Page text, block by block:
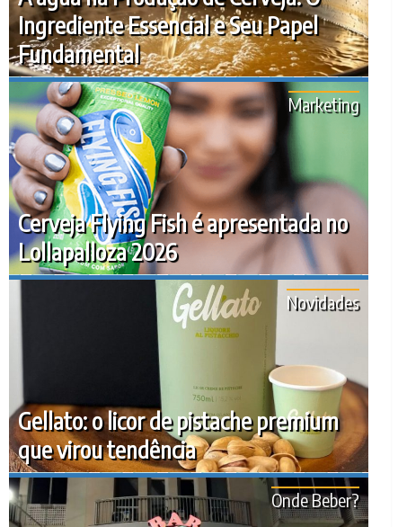
Ingrediente Essencial e Seu Papel
Fundamental
Cerveja Flying Fish é apresentada no
Lollapalloza 2026
Marketing
Gellato: o licor de pistache premium
que virou tendência
Novidades
Onde Beber?